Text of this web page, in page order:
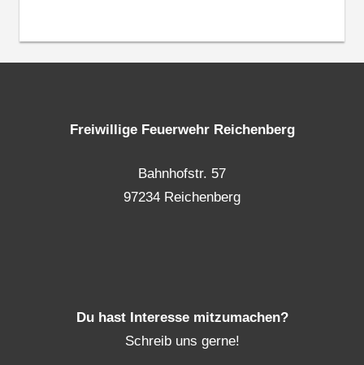
Freiwillige Feuerwehr Reichenberg
Bahnhofstr. 57
97234 Reichenberg
Du hast Interesse mitzumachen?
Schreib uns gerne!